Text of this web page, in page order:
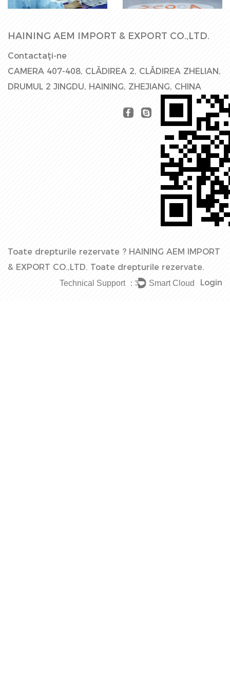
HAINING AEM IMPORT & EXPORT CO.,LTD.
Contactaţi-ne
CAMERA 407-408, CLĂDIREA 2, CLĂDIREA ZHELIAN,
DRUMUL 2 JINGDU, HAINING, ZHEJIANG, CHINA
Toate drepturile rezervate ? HAINING AEM IMPORT
& EXPORT CO.,LTD. Toate drepturile rezervate.
Login
Technical Support ： Smart Cloud